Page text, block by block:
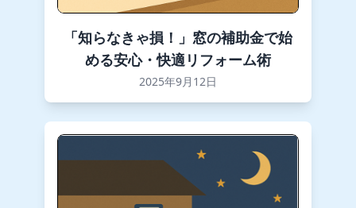
「知らなきゃ損！」窓の補助金で始
める安心・快適リフォーム術
2025年9月12日